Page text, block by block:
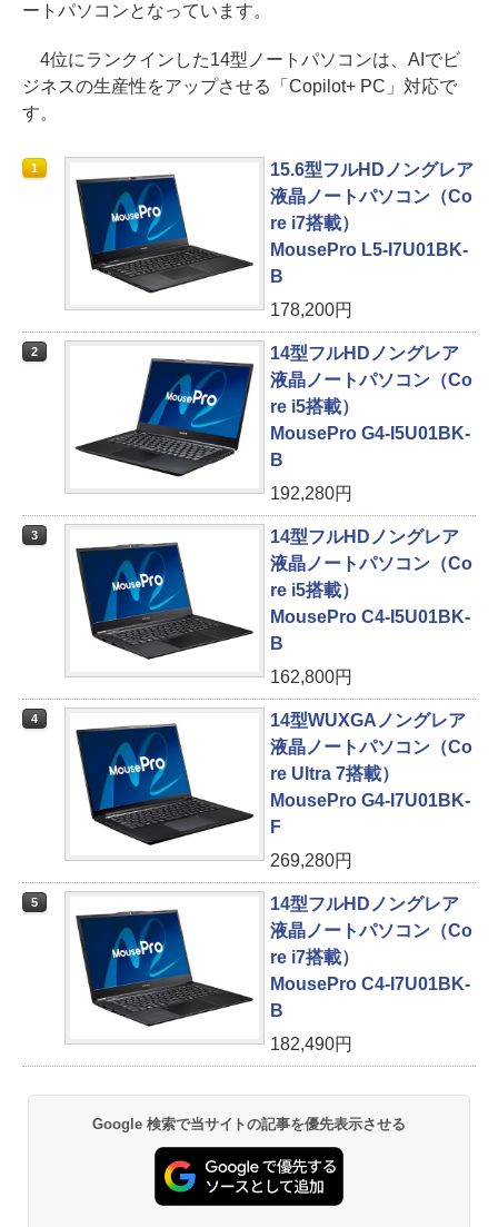
ートパソコンとなっています。
4位にランクインした14型ノートパソコンは、AIでビ
ジネスの生産性をアップさせる「Copilot+ PC」対応で
す。
1
15.6型フルHDノングレア
液晶ノートパソコン（Co
re i7搭載）
MousePro L5-I7U01BK-
B
178,200円
2
14型フルHDノングレア
液晶ノートパソコン（Co
re i5搭載）
MousePro G4-I5U01BK-
B
192,280円
3
14型フルHDノングレア
液晶ノートパソコン（Co
re i5搭載）
MousePro C4-I5U01BK-
B
162,800円
4
14型WUXGAノングレア
液晶ノートパソコン（Co
re Ultra 7搭載）
MousePro G4-I7U01BK-
F
269,280円
5
14型フルHDノングレア
液晶ノートパソコン（Co
re i7搭載）
MousePro C4-I7U01BK-
B
182,490円
Google 検索で当サイトの記事を優先表示させる